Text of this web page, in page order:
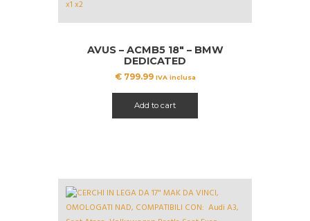
AVUS – ACMB5 18″ – BMW
DEDICATED
€799.99 IVA inclusa
Add to cart